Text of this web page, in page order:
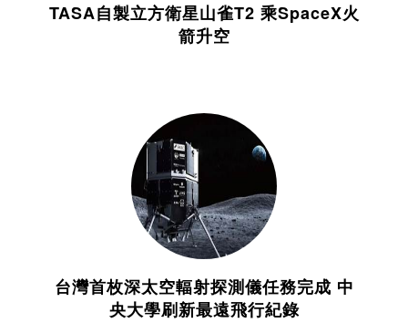
TASA自製立方衛星山雀T2 乘SpaceX火
箭升空
台灣首枚深太空輻射探測儀任務完成 中
央大學刷新最遠飛行紀錄